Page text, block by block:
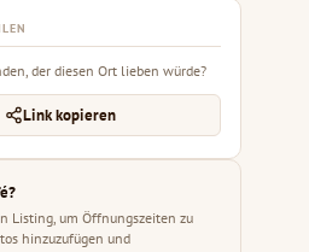
der diesen Ort lieben würde?
Link kopieren
Listing, um Öffnungszeiten zu
hinzuzufügen und